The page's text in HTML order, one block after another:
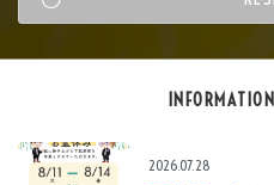
INFORMATION
2026.07.28